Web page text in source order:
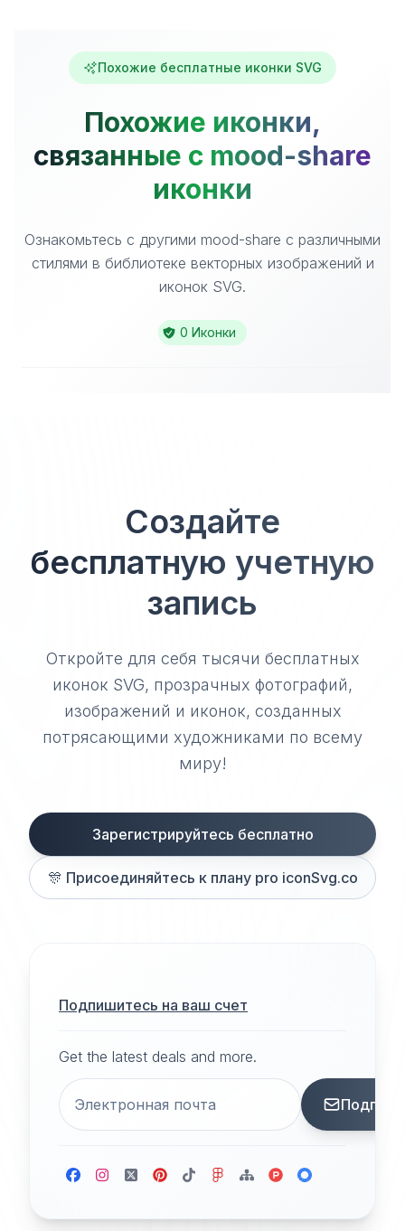
Похожие бесплатные иконки SVG
Похожие иконки,
связанные с mood-share
иконки
Ознакомьтесь с другими mood-share с различными
стилями в библиотеке векторных изображений и
иконок SVG.
0 Иконки
Создайте
бесплатную учетную
запись
Откройте для себя тысячи бесплатных
иконок SVG, прозрачных фотографий,
изображений и иконок, созданных
потрясающими художниками по всему
миру!
Зарегистрируйтесь бесплатно
🎊 Присоединяйтесь к плану pro iconSvg.co
Подпишитесь на ваш счет
Get the latest deals and more.